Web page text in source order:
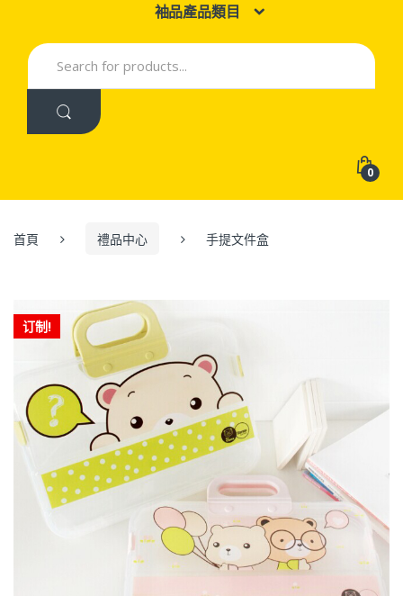
袖品產品類目
Search
for:
0
首頁 禮品中心 手提文件盒
订制!